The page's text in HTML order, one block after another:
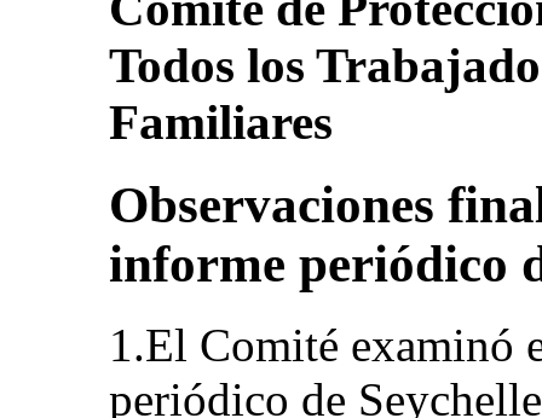
Todos los
Familiares
Observaciones
informe periódico
1.El Comité examinó
periódico de